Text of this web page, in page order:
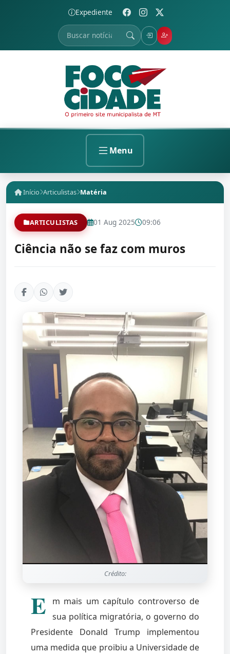
Expediente
Menu
Início Articulistas Matéria
ARTICULISTAS 01 Aug 2025 09:06
Ciência não se faz com muros
Crédito:
E
m mais um capítulo controverso de
sua política migratória, o governo do
Presidente Donald Trump implementou
uma medida que proibiu a Universidade de